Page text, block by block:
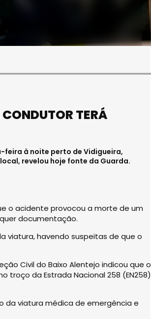
TERÁ
feira à noite perto de Vidigueira,
revelou hoje fonte da Guarda.
o acidente provocou a morte de um
documentação.
viatura, havendo suspeitas de que o
Civil do Baixo Alentejo indicou que o
troço da Estrada Nacional 258 (EN258)
da viatura médica de emergência e